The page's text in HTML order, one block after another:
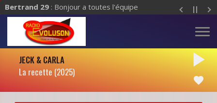
Bertrand 29 : Bonjour a toutes l'équipe
JECK & CARLA
La recette (2025)
play_arrow
favorite